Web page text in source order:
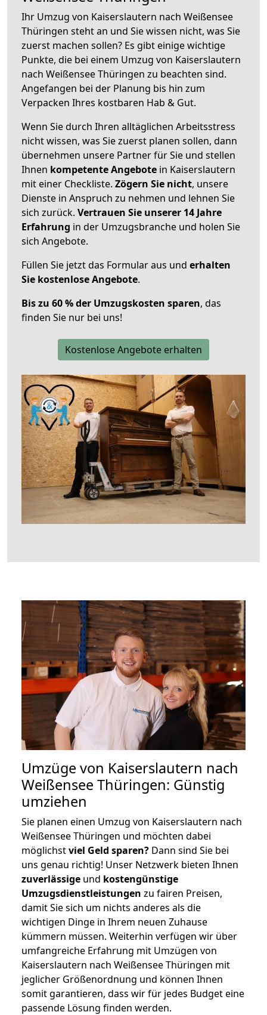
Ihr Umzug von Kaiserslautern nach Weißensee
Thüringen steht an und Sie wissen nicht, was Sie
zuerst machen sollen? Es gibt einige wichtige
Punkte, die bei einem Umzug von Kaiserslautern
nach Weißensee Thüringen zu beachten sind.
Angefangen bei der Planung bis hin zum
Verpacken Ihres kostbaren Hab & Gut.
Wenn Sie durch Ihren alltäglichen Arbeitsstress
nicht wissen, was Sie zuerst planen sollen, dann
übernehmen unsere Partner für Sie und stellen
Ihnen kompetente Angebote in Kaiserslautern
mit einer Checkliste. Zögern Sie nicht, unsere
Dienste in Anspruch zu nehmen und lehnen Sie
sich zurück. Vertrauen Sie unserer 14 Jahre
Erfahrung in der Umzugsbranche und holen Sie
sich Angebote.
Füllen Sie jetzt das Formular aus und erhalten
Sie kostenlose Angebote.
Bis zu 60 % der Umzugskosten sparen, das
finden Sie nur bei uns!
Kostenlose Angebote erhalten
Umzüge von Kaiserslautern nach
Weißensee Thüringen: Günstig
umziehen
Sie planen einen Umzug von Kaiserslautern nach
Weißensee Thüringen und möchten dabei
möglichstviel Geld sparen? Dann sind Sie bei
uns genau richtig! Unser Netzwerk bieten Ihnen
zuverlässige und kostengünstige
Umzugsdienstleistungen zu fairen Preisen,
damit Sie sich um nichts anderes als die
wichtigen Dinge in Ihrem neuen Zuhause
kümmern müssen. Weiterhin verfügen wir über
umfangreiche Erfahrung mit Umzügen von
Kaiserslautern nach Weißensee Thüringen mit
jeglicher Größenordnung und können Ihnen
somit garantieren, dass wir für jedes Budget eine
passende Lösung finden werden.